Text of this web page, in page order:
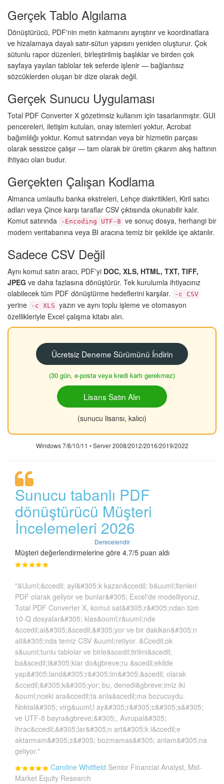
Gerçek Tablo Algılama
Dönüştürücü, PDF'nin metin katmanını ayrıştırır ve koordinatlara
ve hizalamaya dayalı satır-sütun yapısını yeniden oluşturur. Çok
sütunlu rapor düzenleri, birleştirilmiş başlıklar ve birden çok
sayfaya yayılan tablolar tek seferde işlenir — bağlantısız
sözcüklerden oluşan bir dize olarak değil.
Gerçek Sunucu Uygulaması
Total PDF Converter X gözetimsiz kullanım için tasarlanmıştır. GUI
pencereleri, iletişim kutuları, onay istemleri yoktur, Acrobat
bağımlılığı yoktur. Komut satırından veya bir hizmetin parçası
olarak sessizce çalışır — tam olarak bir üretim çıkarım akış hattının
ihtiyacı olan budur.
Gerçekten Çalışan Kodlama
Almanca umlautlu banka ekstreleri, Lehçe diakritikleri, Kiril satıcı
adları veya Çince karşı taraflar CSV çıktısında okunabilir kalır.
Komut satırında
-Encoding UTF-8 ve sonuç dosya, herhangi bir
modern veritabanına veya BI aracına temiz bir şekilde içe aktarılır.
Sadece CSV Değil
Aynı komut satırı aracı, PDF'yi DOC, XLS, HTML, TXT, TIFF,
JPEG ve daha fazlasına dönüştürür. Tek kurulumla ihtiyacınız
olabilecek tüm PDF dönüştürme hedeflerini karşılar.
-c CSV
yerine -c XLS yazın ve aynı toplu işleme ve otomasyon
özellikleriyle Excel çalışma kitabı alın.
Ücretsiz Deneme Sürümünü Índirin
(30 gün, e-posta veya kredi kartı gerekmez)
Lisans Satın Alın
(sunucu lisansı, kalıcı)
Windows 7/8/10/11 • Server 2008/2012/2016/2019/2022
Sunucu tabanlı PDF
dönüştürücü Müşteri
İncelemeleri 2026
Derecelendir
Müşteri değerlendirmelerine göre 4.7/5 puan aldı
"&Uuml;&ccedil; ayl&#305;k kazan&ccedil; b&uuml;ltenleri
PDF olarak geliyor ve bunlar&#305; Excel'de modelliyoruz.
Total PDF Converter X, komut sat&#305;r&#305;ndan tüm
10-Q dosyalar&#305; klas&ouml;r&uuml;nde
&ccedil;al&#305;&scedil;&#305;yor ve bir dakikan&#305;n
alt&#305;nda temiz CSV &uuml;retiyor. &Ccedil;ok
s&uuml;tunlu tablolar ve birle&scedil;tirilmi&scedil;
ba&scedil;l&#305;klar do&gbreve;ru &scedil;ekilde
yap&#305;land&#305;r&#305;lm&#305;&scedil; olarak
&ccedil;&#305;k&#305;yor; bu, denedi&gbreve;imiz iki
&ouml;nceki ara&ccedil;ta anla&scedil;ma bozucuydu.
Noktal&#305; virg&uuml;l ay&#305;r&#305;c&#305;s&#305;
ve UTF-8 bayra&gbreve;&#305;, Avrupal&#305;
ihrac&ccedil;&#305;lar&#305;n art&#305;k i&ccedil;e
aktarmam&#305;z&#305; bozmamas&#305; anlam&#305;na
geliyor."
Caroline Whitfield Senior Financial Analyst, Mid-
Market Equity Research